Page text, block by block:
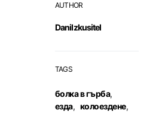
AUTHOR
DaniIzkusitel
TAGS
болка в гърба,
езда, колоездене,